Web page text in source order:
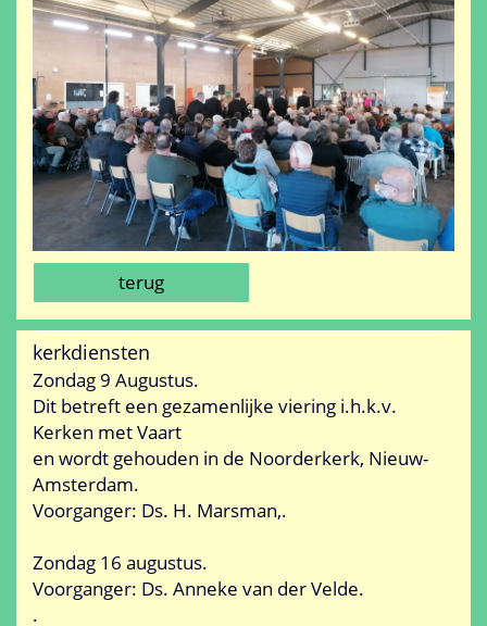
terug
kerkdiensten
Zondag 9 Augustus.
Dit betreft een gezamenlijke viering i.h.k.v.
Kerken met Vaart
en wordt gehouden in de Noorderkerk, Nieuw-
Amsterdam.
Voorganger: Ds. H. Marsman,.
Zondag 16 augustus.
Voorganger: Ds. Anneke van der Velde.
.